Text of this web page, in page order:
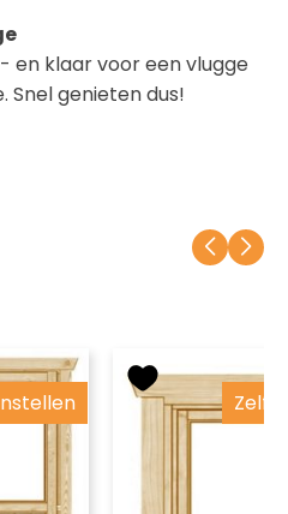
en klaar voor een vlugge
Snel genieten dus!
Zelf